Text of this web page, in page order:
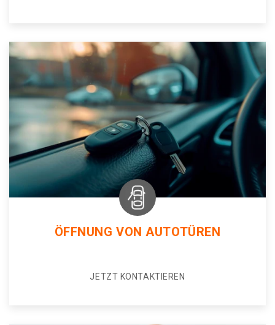
ÖFFNUNG VON AUTOTÜREN
JETZT KONTAKTIEREN